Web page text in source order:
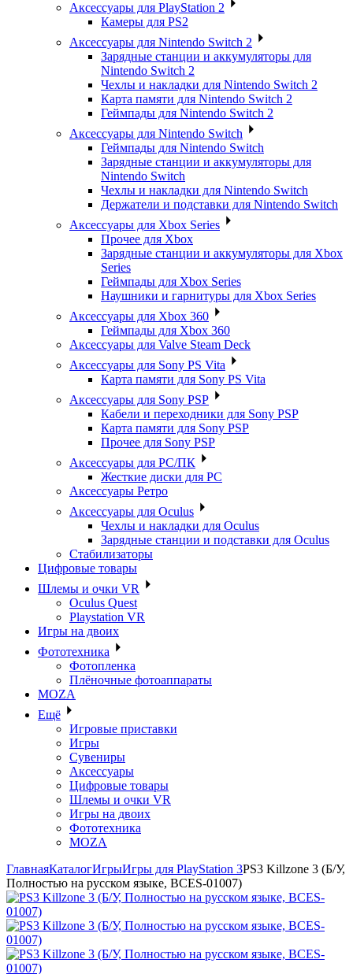
Аксессуары для PlayStation 2
Камеры для PS2
Аксессуары для Nintendo Switch 2
Зарядные станции и аккумуляторы для
Nintendo Switch 2
Чехлы и накладки для Nintendo Switch 2
Карта памяти для Nintendo Switch 2
Геймпады для Nintendo Switch 2
Аксессуары для Nintendo Switch
Геймпады для Nintendo Switch
Зарядные станции и аккумуляторы для
Nintendo Switch
Чехлы и накладки для Nintendo Switch
Держатели и подставки для Nintendo Switch
Аксессуары для Xbox Series
Прочее для Xbox
Зарядные станции и аккумуляторы для Xbox
Series
Геймпады для Xbox Series
Наушники и гарнитуры для Xbox Series
Аксессуары для Xbox 360
Геймпады для Xbox 360
Аксессуары для Valve Steam Deck
Аксессуары для Sony PS Vita
Карта памяти для Sony PS Vita
Аксессуары для Sony PSP
Кабели и переходники для Sony PSP
Карта памяти для Sony PSP
Прочее для Sony PSP
Аксессуары для PC/ПК
Жесткие диски для PC
Аксессуары Ретро
Аксессуары для Oculus
Чехлы и накладки для Oculus
Зарядные станции и подставки для Oculus
Стабилизаторы
Цифровые товары
Шлемы и очки VR
Oculus Quest
Playstation VR
Игры на двоих
Фототехника
Фотопленка
Плёночные фотоаппараты
MOZA
Ещё
Игровые приставки
Игры
Сувениры
Аксессуары
Цифровые товары
Шлемы и очки VR
Игры на двоих
Фототехника
MOZA
ГлавнаяКаталогИгрыИгры для PlayStation 3PS3 Killzone 3 (Б/У,
Полностью на русском языке, BCES-01007)